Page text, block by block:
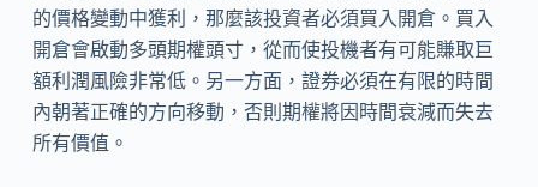
的價格變動中獲利，那麼該投資者必須買入開倉。買入
開倉會啟動多頭期權頭寸，從而使投機者有可能賺取巨
額利潤風險非常低。另一方面，證券必須在有限的時間
內朝著正確的方向移動，否則期權將因時間衰減而失去
所有價值。